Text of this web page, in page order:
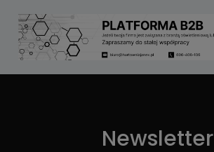
Newsletter